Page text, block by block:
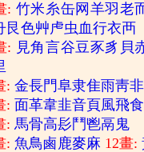
: 竹米 糸缶网 羊羽老
艮色艸虍虫血行衣襾
: 見角言谷豆豕豸 貝
:金長門阜隶隹雨靑非
: 面革韋韭音頁風飛食
:馬骨高髟 鬥鬯鬲 鬼
:魚鳥鹵鹿麥麻 12畫: